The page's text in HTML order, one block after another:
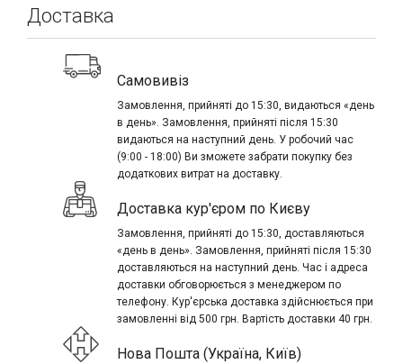
Доставка
Самовивіз
Замовлення, прийняті до 15:30, видаються «день
в день». Замовлення, прийняті після 15:30
видаються на наступний день. У робочий час
(9:00 - 18:00) Ви зможете забрати покупку без
додаткових витрат на доставку.
Доставка кур'єром по Києву
Замовлення, прийняті до 15:30, доставляються
«день в день». Замовлення, прийняті після 15:30
доставляються на наступний день. Час і адреса
доставки обговорюється з менеджером по
телефону. Кур'єрська доставка здійснюється при
замовленні від 500 грн. Вартість доставки 40 грн.
Нова Пошта (Україна, Київ)